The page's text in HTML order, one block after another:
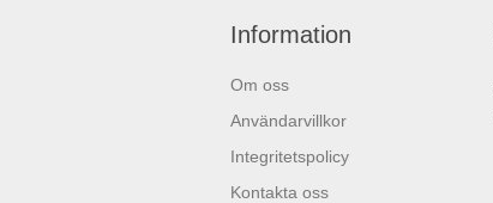
Information
Om oss
Användarvillkor
Integritetspolicy
Kontakta oss